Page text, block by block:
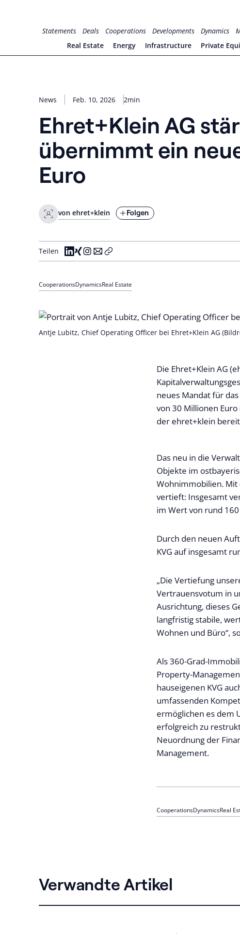
for PHYSIC ASSETS
Statements Deals Cooperations Developments Dynamics
Real Estate
Energy Infrastructure Private
News Feb. 10, 2026 2min
Ehret+Klein AG
übernimmt ein
Euro
von ehret+klein Folgen
Teilen
CooperationsDynamicsReal Estate
Antje Lubitz, Chief Operating Officer bei Ehret+Klein AG
Die Ehret+Klein AG
neues Mandat für
von 30 Millionen
der ehret+klein
Das neu in die
Objekte im
Wohnimmobilien.
vertieft: Insgesamt
im Wert von rund
Durch den neuen
KVG auf insgesamt
„Die Vertiefung
Vertrauensvotum in
Ausrichtung, dieses
langfristig stabile,
Wohnen und Büro“,
Als 360-Grad-
Property-
hauseigenen KVG
umfassenden
ermöglichen es dem
erfolgreich zu
Neuordnung der
Management.
CooperationsDynamicsReal
Verwandte Artikel